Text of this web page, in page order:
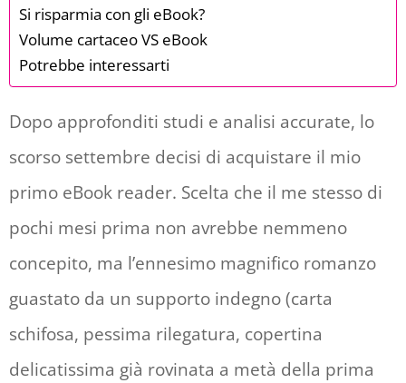
Si risparmia con gli eBook?
Volume cartaceo VS eBook
Potrebbe interessarti
Dopo approfonditi studi e analisi accurate, lo
scorso settembre decisi di acquistare il mio
primo eBook reader. Scelta che il me stesso di
pochi mesi prima non avrebbe nemmeno
concepito, ma l’ennesimo magnifico romanzo
guastato da un supporto indegno (carta
schifosa, pessima rilegatura, copertina
delicatissima già rovinata a metà della prima